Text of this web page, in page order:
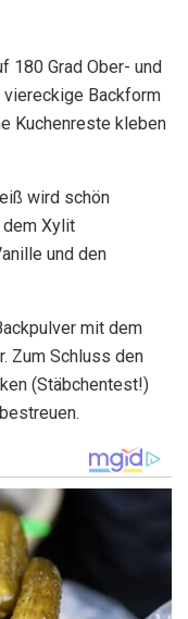
180 Grad Ober- und
viereckige Backform
Kuchenreste kleben
wird schön
dem Xylit
und den
mit dem
Zum Schluss den
(Stäbchentest!)